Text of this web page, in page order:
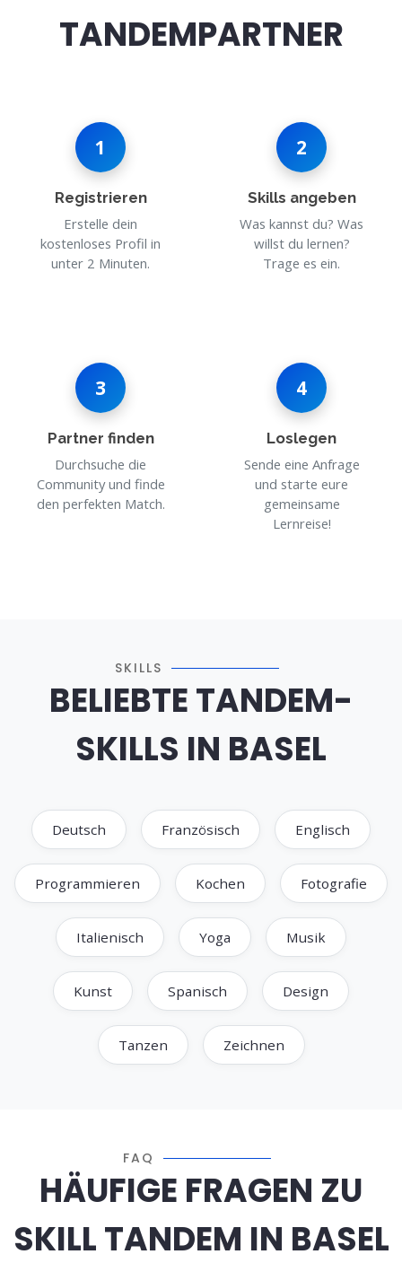
TANDEMPARTNER
1
Registrieren
Erstelle dein
kostenloses Profil in
unter 2 Minuten.
2
Skills angeben
Was kannst du? Was
willst du lernen?
Trage es ein.
3
Partner finden
Durchsuche die
Community und finde
den perfekten Match.
4
Loslegen
Sende eine Anfrage
und starte eure
gemeinsame
Lernreise!
SKILLS
BELIEBTE TANDEM-
SKILLS IN BASEL
Deutsch Französisch Englisch
Programmieren Kochen Fotografie
Italienisch Yoga Musik
Kunst Spanisch Design
Tanzen Zeichnen
FAQ
HÄUFIGE FRAGEN ZU
SKILL TANDEM IN BASEL